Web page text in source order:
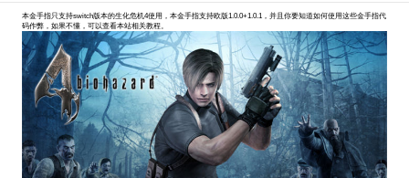
本金手指只支持switch版本的生化危机4使用，本金手指支持欧版1.0.0+1.0.1，并且你要知道如何使用这些金手指代
码作弊，如果不懂，可以查看本站相关教程。